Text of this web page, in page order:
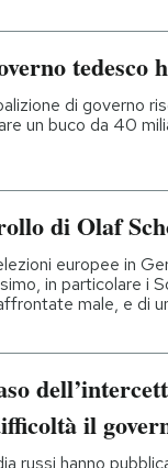
tedesco
di governo
un buco da 40
di Olaf
europee in
in particolare i
male, e di
il
russi hanno